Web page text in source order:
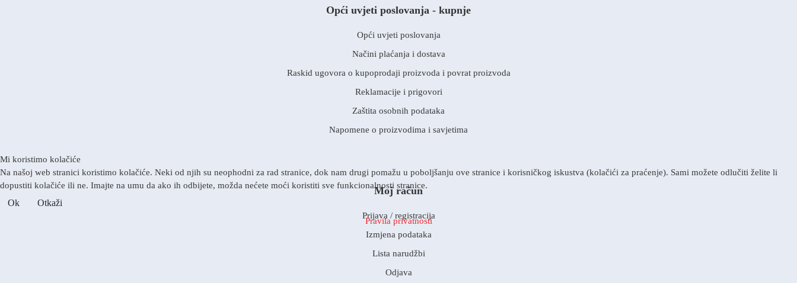
Opći uvjeti poslovanja - kupnje
Opći uvjeti poslovanja
Načini plaćanja i dostava
Raskid ugovora o kupoprodaji proizvoda i povrat proizvoda
Reklamacije i prigovori
Zaštita osobnih podataka
Napomene o proizvodima i savjetima
Moj račun
Prijava / registracija
Izmjena podataka
Lista narudžbi
Odjava
Mi koristimo kolačiće
Na našoj web stranici koristimo kolačiće. Neki od njih su neophodni za rad stranice, dok nam drugi pomažu u poboljšanju ove stranice i korisničkog iskustva (kolačići za praćenje). Sami možete odlučiti želite li
dopustiti kolačiće ili ne. Imajte na umu da ako ih odbijete, možda nećete moći koristiti sve funkcionalnosti stranice.
Ok Otkaži
Pravila privatnosti